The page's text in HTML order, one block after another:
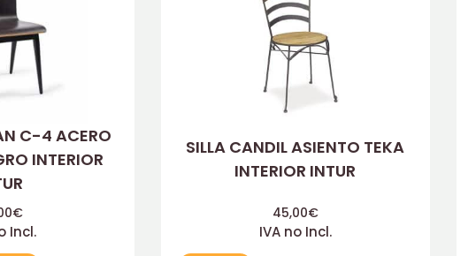
C-4 ACERO
INTERIOR
€
Incl.
SILLA CANDIL ASIENTO TEKA
INTERIOR INTUR
45,00€
IVA no Incl.